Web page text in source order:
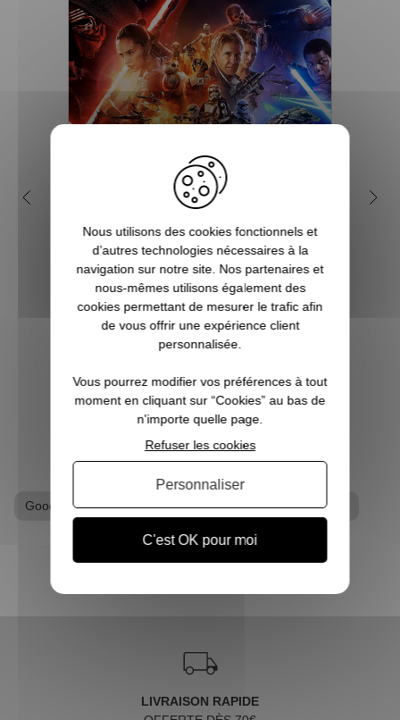
Pourquoi Star Wars est
Créée par Georges Lucas, Star Wars est
l'une des franchises les plus populaires et
les plus rentables de toute l'histoire du
cinéma. Tout commence avec le premier
film, en réalité l'épisode 4 d'une
ennealogie, qui devient culte dès sa...
VOIR L'ARTICLE
Goodies Star Wars T-shirt geek Tshirt Star Wars
LIVRAISON RAPIDE
Nous utilisons des cookies fonctionnels et
d’autres technologies nécessaires à la
navigation sur notre site. Nos partenaires et
nous-mêmes utilisons également des
cookies permettant de mesurer le trafic afin
de vous offrir une expérience client
personnalisée.
Vous pourrez modifier vos préférences à tout
moment en cliquant sur “Cookies” au bas de
n'importe quelle page.
C'est OK pour moi
Refuser les cookies
Personnaliser